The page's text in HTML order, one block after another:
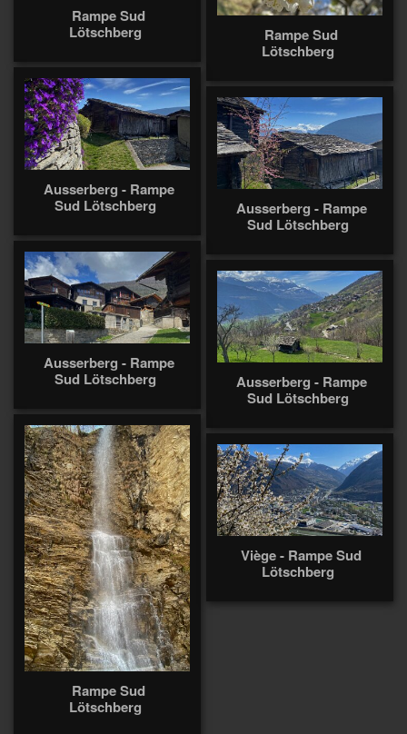
Rampe Sud
Lötschberg
Rampe Sud
Lötschberg
Ausserberg - Rampe
Sud Lötschberg
Ausserberg - Rampe
Sud Lötschberg
Ausserberg - Rampe
Sud Lötschberg
Ausserberg - Rampe
Sud Lötschberg
Rampe Sud
Lötschberg
Viège - Rampe Sud
Lötschberg